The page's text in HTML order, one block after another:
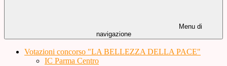
Menu di
navigazione
Votazioni concorso "LA BELLEZZA DELLA PACE"
IC Parma Centro